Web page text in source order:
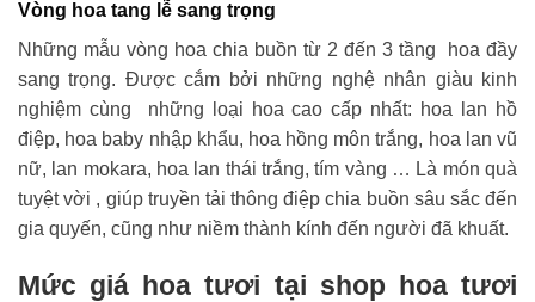
Vòng hoa tang lễ sang trọng
Những mẫu vòng hoa chia buồn từ 2 đến 3 tầng hoa đầy
sang trọng. Được cắm bởi những nghệ nhân giàu kinh
nghiệm cùng những loại hoa cao cấp nhất: hoa lan hồ
điệp, hoa baby nhập khẩu, hoa hồng môn trắng, hoa lan vũ
nữ, lan mokara, hoa lan thái trắng, tím vàng … Là món quà
tuyệt vời , giúp truyền tải thông điệp chia buồn sâu sắc đến
gia quyến, cũng như niềm thành kính đến người đã khuất.
Mức giá hoa tươi tại shop hoa tươi